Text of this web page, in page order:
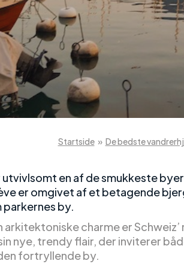
Startside » De bedste
utvivlsomt en af de smukkeste
er omgivet af et betagende
parkernes by.
arkitektoniske charme er
nye, trendy flair, der inviterer
fortryllende by.